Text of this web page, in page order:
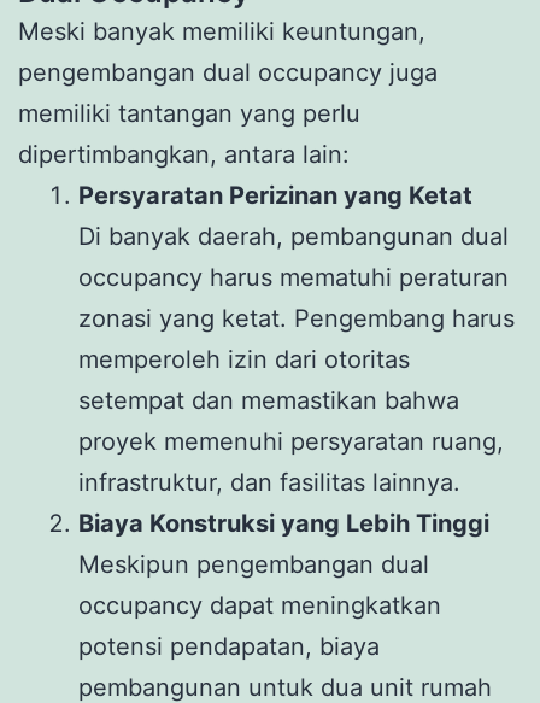
Meski banyak memiliki keuntungan,
pengembangan dual occupancy juga
memiliki tantangan yang perlu
dipertimbangkan, antara lain:
Persyaratan Perizinan yang Ketat
Di banyak daerah, pembangunan dual
occupancy harus mematuhi peraturan
zonasi yang ketat. Pengembang harus
memperoleh izin dari otoritas
setempat dan memastikan bahwa
proyek memenuhi persyaratan ruang,
infrastruktur, dan fasilitas lainnya.
Biaya Konstruksi yang Lebih Tinggi
Meskipun pengembangan dual
occupancy dapat meningkatkan
potensi pendapatan, biaya
pembangunan untuk dua unit rumah